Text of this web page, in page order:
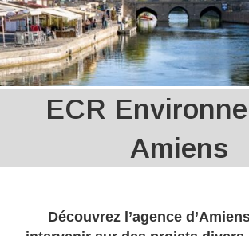
ECR
Amiens
Découvrez l’agence